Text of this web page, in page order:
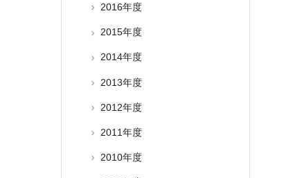
2016年度
2015年度
2014年度
2013年度
2012年度
2011年度
2010年度